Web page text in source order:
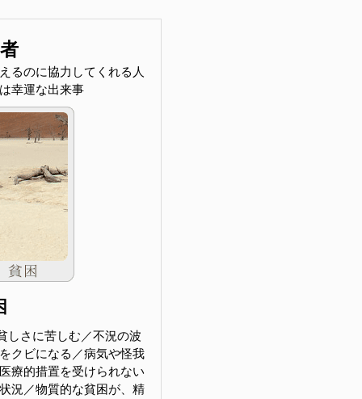
るのに協力してくれる人
幸運な出来事
しさに苦しむ／不況の波
クビになる／病気や怪我
療的措置を受けられない
況／物質的な貧困が、精